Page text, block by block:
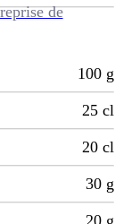
de
100 g
25 cl
20 cl
30 g